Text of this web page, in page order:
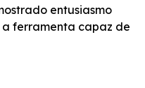
entusiasmo
a ferramenta capaz de